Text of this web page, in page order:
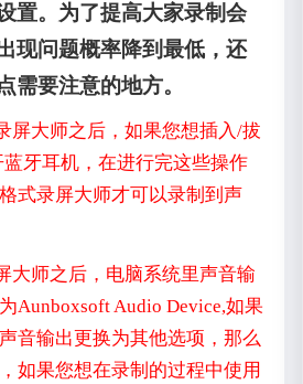
置。为了提高大家录制会
现问题概率降到最低，还
需要注意的地方。
屏大师之后，如果您想插入/拔
牙耳机，在进行完这些操作
式录屏大师才可以录制到声
大师之后，电脑系统里声音输
Aunboxsoft Audio Device,如果
音输出更换为其他选项，那么
如果您想在录制的过程中使用